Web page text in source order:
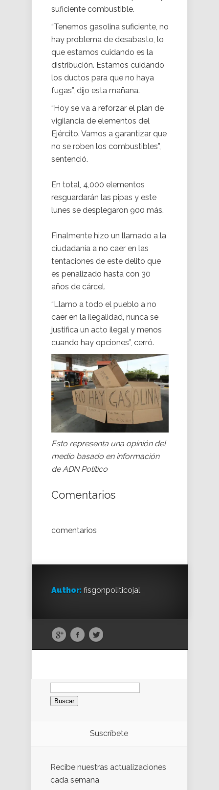
suficiente combustible.
“Tenemos gasolina suficiente, no
hay problema de desabasto, lo
que estamos cuidando es la
distribución. Estamos cuidando
los ductos para que no haya
fugas”, dijo esta mañana.
“Hoy se va a reforzar el plan de
vigilancia de elementos del
Ejército. Vamos a garantizar que
no se roben los combustibles”,
sentenció.
En total, 4,000 elementos
resguardarán las pipas y este
lunes se desplegaron 900 más.
Finalmente hizo un llamado a la
ciudadanía a no caer en las
tentaciones de este delito que
es penalizado hasta con 30
años de cárcel.
“Llamo a todo el pueblo a no
caer en la ilegalidad, nunca se
justifica un acto ilegal y menos
cuando hay opciones”, cerró.
Esto representa una opinión del
medio basado en información
de ADN Político
Comentarios
comentarios
Author: fisgonpoliticojal
Buscar:
Suscríbete
Recibe nuestras actualizaciones
cada semana